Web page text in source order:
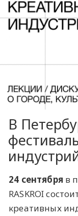
В
24 сентября в
RASKROI
креативных